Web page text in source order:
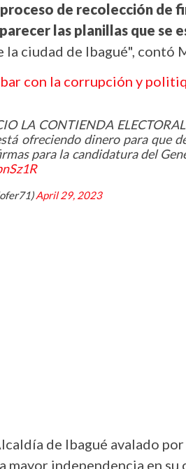
de recolección de
las planillas que se
la ciudad de Ibagué", contó
con la corrupción y
LA CONTIENDA
ofreciendo dinero para que
para la candidatura del
April 29, 2023
de Ibagué avalado por
mayor independencia en su